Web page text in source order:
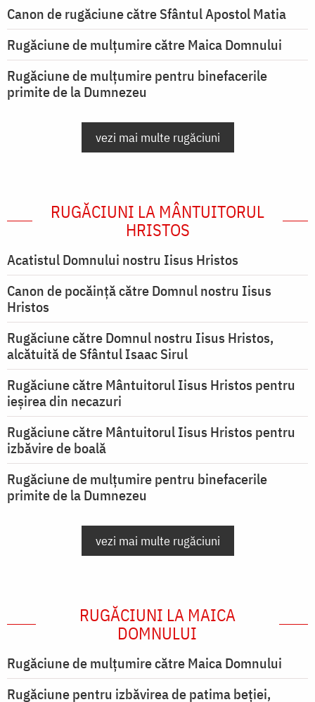
Canon de rugăciune către Sfântul Apostol Matia
Rugăciune de mulţumire către Maica Domnului
Rugăciune de mulțumire pentru binefacerile
primite de la Dumnezeu
vezi mai multe rugăciuni
RUGĂCIUNI LA MÂNTUITORUL
HRISTOS
Acatistul Domnului nostru Iisus Hristos
Canon de pocăință către Domnul nostru Iisus
Hristos
Rugăciune către Domnul nostru Iisus Hristos,
alcătuită de Sfântul Isaac Sirul
Rugăciune către Mântuitorul Iisus Hristos pentru
ieşirea din necazuri
Rugăciune către Mântuitorul Iisus Hristos pentru
izbăvire de boală
Rugăciune de mulțumire pentru binefacerile
primite de la Dumnezeu
vezi mai multe rugăciuni
RUGĂCIUNI LA MAICA
DOMNULUI
Rugăciune de mulţumire către Maica Domnului
Rugăciune pentru izbăvirea de patima beției,